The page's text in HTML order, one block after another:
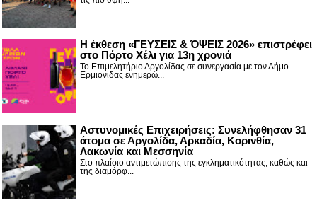
Η έκθεση «ΓΕΥΣΕΙΣ & ΌΨΕΙΣ 2026» επιστρέφει
στο Πόρτο Χέλι για 13η χρονιά
Το Επιμελητήριο Αργολίδας σε συνεργασία με τον Δήμο
Ερμιονίδας ενημερώ...
Αστυνομικές Επιχειρήσεις: Συνελήφθησαν 31
άτομα σε Αργολίδα, Αρκαδία, Κορινθία,
Λακωνία και Μεσσηνία
Στο πλαίσιο αντιμετώπισης της εγκληματικότητας, καθώς και
της διαμόρφ...